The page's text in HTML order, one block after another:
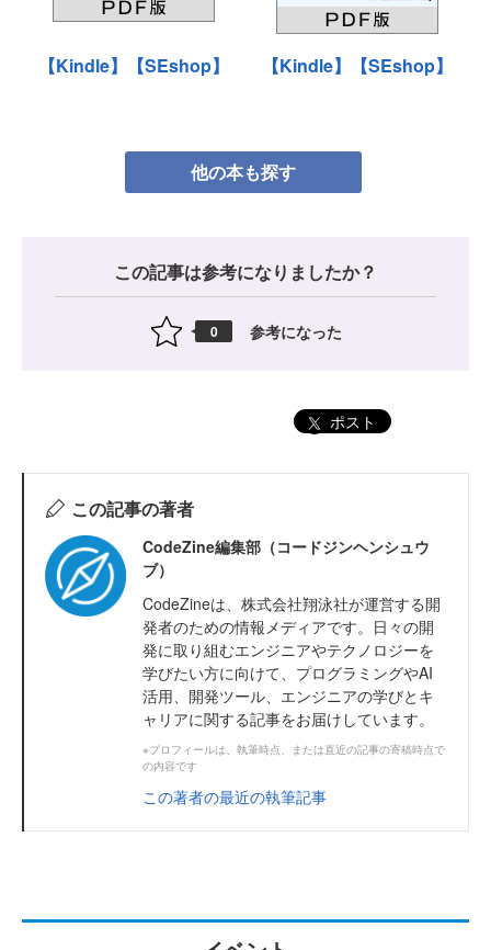
【Kindle】 【SEshop】 【Kindle】 【SEshop】
他の本も探す
この記事は参考になりましたか？
0 参考になった
ポスト
この記事の著者
CodeZine編集部（コードジンヘンシュウ
ブ）
CodeZineは、株式会社翔泳社が運営する開
発者のための情報メディアです。日々の開
発に取り組むエンジニアやテクノロジーを
学びたい方に向けて、プログラミングやAI
活用、開発ツール、エンジニアの学びとキ
ャリアに関する記事をお届けしています。
※プロフィールは、執筆時点、または直近の記事の寄稿時点で
の内容です
この著者の最近の執筆記事